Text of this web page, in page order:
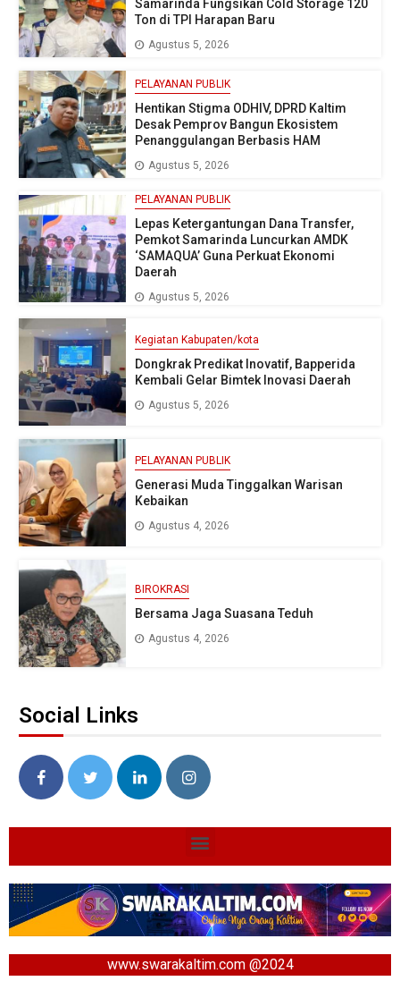
Samarinda Fungsikan Cold Storage 120
Ton di TPI Harapan Baru
Agustus 5, 2026
PELAYANAN PUBLIK
Hentikan Stigma ODHIV, DPRD Kaltim
Desak Pemprov Bangun Ekosistem
Penanggulangan Berbasis HAM
Agustus 5, 2026
PELAYANAN PUBLIK
Lepas Ketergantungan Dana Transfer,
Pemkot Samarinda Luncurkan AMDK
‘SAMAQUA’ Guna Perkuat Ekonomi
Daerah
Agustus 5, 2026
Kegiatan Kabupaten/kota
Dongkrak Predikat Inovatif, Bapperida
Kembali Gelar Bimtek Inovasi Daerah
Agustus 5, 2026
PELAYANAN PUBLIK
Generasi Muda Tinggalkan Warisan
Kebaikan
Agustus 4, 2026
BIROKRASI
Bersama Jaga Suasana Teduh
Agustus 4, 2026
Social Links
www.swarakaltim.com @2024